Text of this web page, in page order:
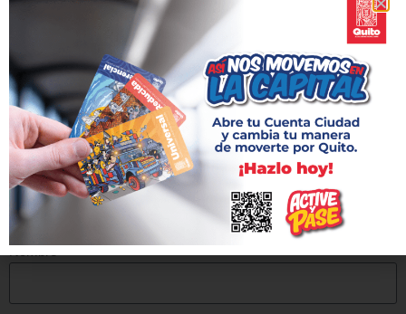
¿Tienes alguna duda? Envíanos un mensaje a través del
formulario o contáctanos a nuestro número de WhatsApp.
Descarga los documentos más importantes:
Formulario y Condiciones para
presentación de Proyectos de
Vinculación